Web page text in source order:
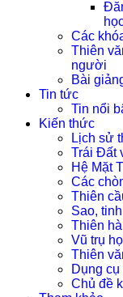
Các
Thiên
người
Bài
Tin tức
Tin nổi
Kiến thức
Lịch sử
Trái Đất
Hệ Mặt
Các
Thiên
Sao,
Thiên hà
Vũ trụ
Thiên
Dụng
Chủ đề